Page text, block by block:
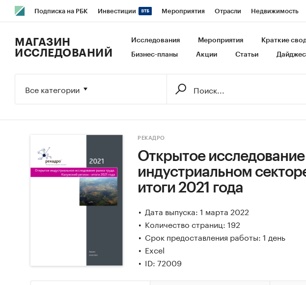
Подписка на РБК Инвестиции Мероприятия Отрасли Недвижимость
Исследования Кредитные рейтинги Франшизы Газета Спецпроекты СПб
МАГАЗИН
ИССЛЕДОВАНИЙ
Исследования Мероприятия Краткие
Бизнес-планы Акции Статьи
Все категории
РЕКАДРО
Открытое
индустриальном
итоги 2021 года
Дата выпуска: 1 марта 2022
Количество страниц: 192
Срок предоставления работы: 1 день
Excel
ID: 72009